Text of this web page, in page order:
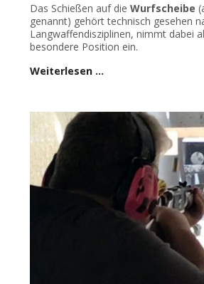
Das Schießen auf die Wurfscheibe
genannt) gehört technisch gesehen
Langwaffendisziplinen, nimmt dabei
besondere Position ein.
Weiterlesen …